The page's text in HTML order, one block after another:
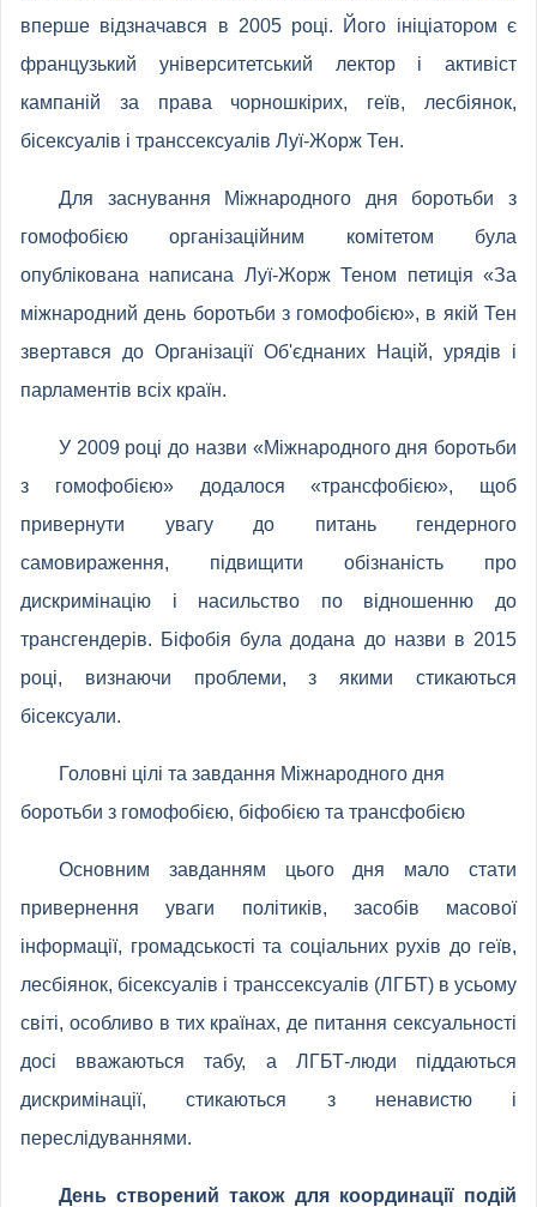
вперше відзначався в 2005 році. Його ініціатором є
французький університетський лектор і активіст
кампаній за права чорношкірих, геїв, лесбіянок,
бісексуалів і транссексуалів Луї-Жорж Тен.
Для заснування Міжнародного дня боротьби з
гомофобією організаційним комітетом була
опублікована написана Луї-Жорж Теном петиція «За
міжнародний день боротьби з гомофобією», в якій Тен
звертався до Організації Об'єднаних Націй, урядів і
парламентів всіх країн.
У 2009 році до назви «Міжнародного дня боротьби
з гомофобією» додалося «трансфобією», щоб
привернути увагу до питань гендерного
самовираження, підвищити обізнаність про
дискримінацію і насильство по відношенню до
трансгендерів. Біфобія була додана до назви в 2015
році, визнаючи проблеми, з якими стикаються
бісексуали.
Головні цілі та завдання Міжнародного дня
боротьби з гомофобією, біфобією та трансфобією
Основним завданням цього дня мало стати
привернення уваги політиків, засобів масової
інформації, громадськості та соціальних рухів до геїв,
лесбіянок, бісексуалів і транссексуалів (ЛГБТ) в усьому
світі, особливо в тих країнах, де питання сексуальності
досі вважаються табу, а ЛГБТ-люди піддаються
дискримінації, стикаються з ненавистю і
переслідуваннями.
День створений також для координації подій